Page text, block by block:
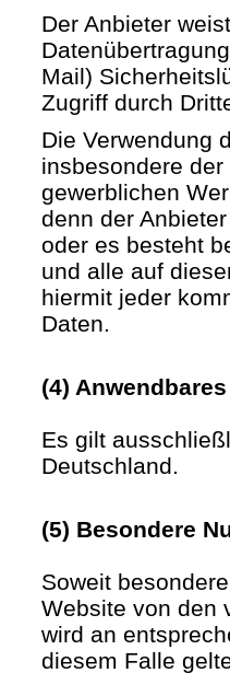
Der Anbieter
Mail)
Zugriff durch
Die Verwendung
insbesondere
gewerblichen
denn der
oder es besteht
und alle auf
hiermit jeder
Daten.
(4)
Es gilt
Deutschland.
(5) Besondere
Soweit
Website von den
wird an
diesem Falle